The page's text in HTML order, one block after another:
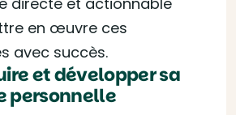
en œuvre ces
avec succès.
et développer sa
personnelle